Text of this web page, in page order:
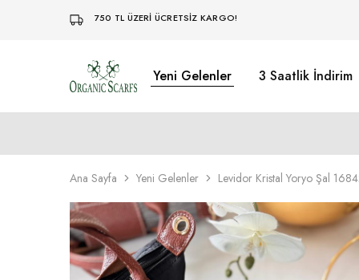
750 TL ÜZERİ ÜCRETSİZ KARGO!
Organikscarf Yeni Gelenler 3 Saatlik İndirim
Ana Sayfa Yeni Gelenler Levidor Kristal Yoryo Şal